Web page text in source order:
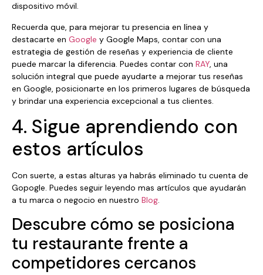
dispositivo móvil.
Recuerda que, para mejorar tu presencia en línea y
destacarte en Google y Google Maps, contar con una
estrategia de gestión de reseñas y experiencia de cliente
puede marcar la diferencia. Puedes contar con RAY , una
solución integral que puede ayudarte a mejorar tus reseñas
en Google, posicionarte en los primeros lugares de búsqueda
y brindar una experiencia excepcional a tus clientes.
4. Sigue aprendiendo con
estos artículos
Con suerte, a estas alturas ya habrás eliminado tu cuenta de
Gopogle. Puedes seguir leyendo mas artículos que ayudarán
a tu marca o negocio en nuestro Blog.
Descubre cómo se posiciona
tu restaurante frente a
competidores cercanos